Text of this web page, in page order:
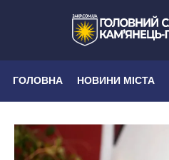
ГОЛОВНА НОВИНИ МІСТА